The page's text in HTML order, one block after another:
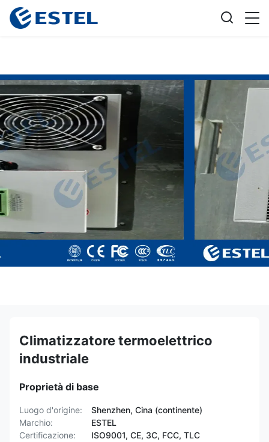
Climatizzatore termoelettrico
industriale
Proprietà di base
Luogo d'origine:
Shenzhen, Cina (continente)
Marchio:
ESTEL
Certificazione:
ISO9001, CE, 3C, FCC, TLC